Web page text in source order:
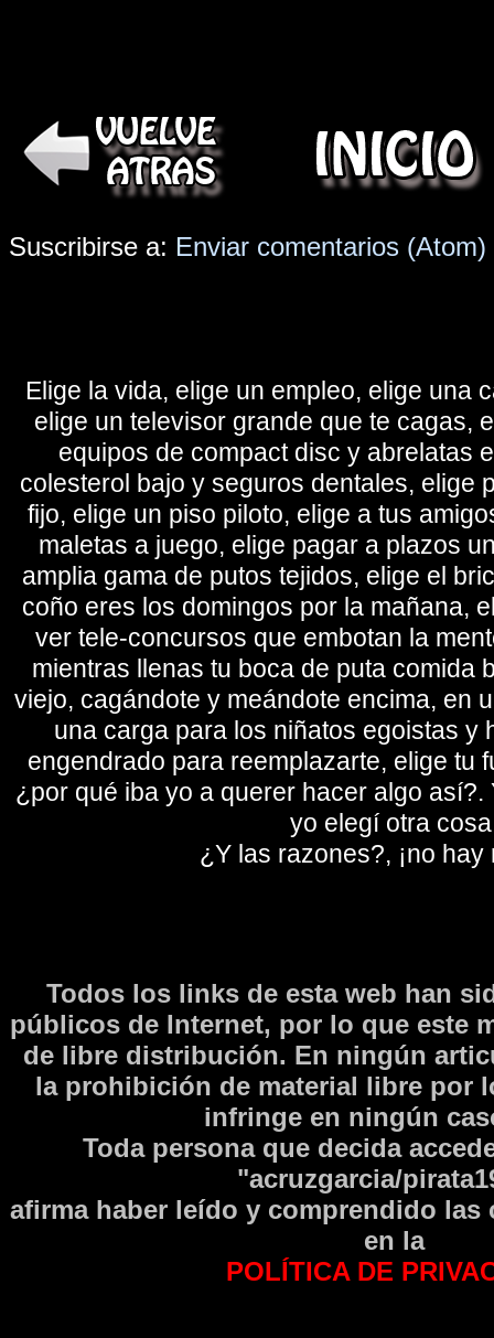
Suscribirse a: Enviar comentarios (Atom)
Elige la vida, elige un empleo, elige una
elige un televisor grande que te cagas,
equipos de compact disc y abrelatas
colesterol bajo y seguros dentales, elige
fijo, elige un piso piloto, elige a tus
maletas a juego, elige pagar a plazos
amplia gama de putos tejidos, elige el
coño eres los domingos por la mañana,
ver tele-concursos que embotan la
mientras llenas tu boca de puta comida
viejo, cagándote y meándote encima, en
una carga para los niñatos egoistas y
engendrado para reemplazarte, elige tu
¿por qué iba yo a querer hacer algo así?.
yo elegí otra
¿Y las razones?, ¡no hay
Todos los links de esta web han
públicos de Internet, por lo que este
de libre distribución. En ningún
la prohibición de material libre por
infringe en ningún
Toda persona que decida
"acruzgarcia/
afirma haber leí­do y comprendido las
en la
POLÍTICA DE